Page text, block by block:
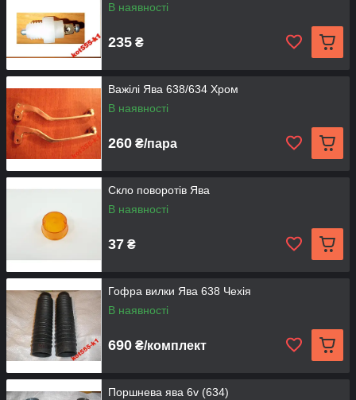
В наявності
235 ₴
Важілі Ява 638/634 Хром
В наявності
260 ₴/пара
Скло поворотів Ява
В наявності
37 ₴
Гофра вилки Ява 638 Чехія
В наявності
690 ₴/комплект
Поршнева ява 6v (634)